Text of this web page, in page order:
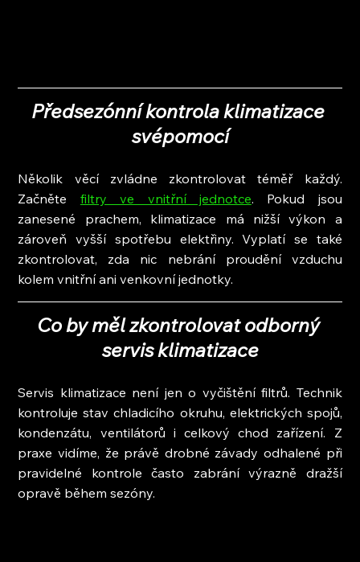
Předsezónní kontrola klimatizace
svépomocí
Několik věcí zvládne zkontrolovat téměř každý.
Začněte filtry ve vnitřní jednotce. Pokud jsou
zanesené prachem, klimatizace má nižší výkon a
zároveň vyšší spotřebu elektřiny. Vyplatí se také
zkontrolovat, zda nic nebrání proudění vzduchu
kolem vnitřní ani venkovní jednotky.
Co by měl zkontrolovat odborný
servis klimatizace
Servis klimatizace není jen o vyčištění filtrů. Technik
kontroluje stav chladicího okruhu, elektrických spojů,
kondenzátu, ventilátorů i celkový chod zařízení. Z
praxe vidíme, že právě drobné závady odhalené při
pravidelné kontrole často zabrání výrazně dražší
opravě během sezóny.